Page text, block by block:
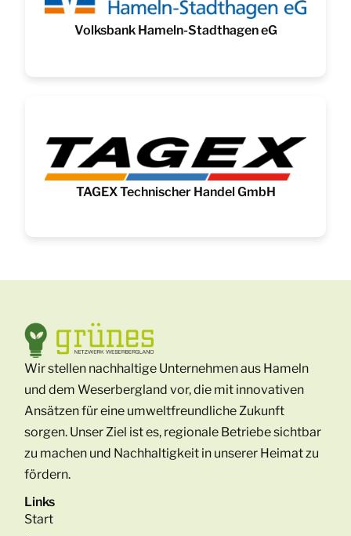
Volksbank Hameln-Stadthagen eG
TAGEX Technischer Handel GmbH
Wir stellen nachhaltige Unternehmen aus Hameln
und dem Weserbergland vor, die mit innovativen
Ansätzen für eine umweltfreundliche Zukunft
sorgen. Unser Ziel ist es, regionale Betriebe sichtbar
zu machen und Nachhaltigkeit in unserer Heimat zu
fördern.
Links
Start